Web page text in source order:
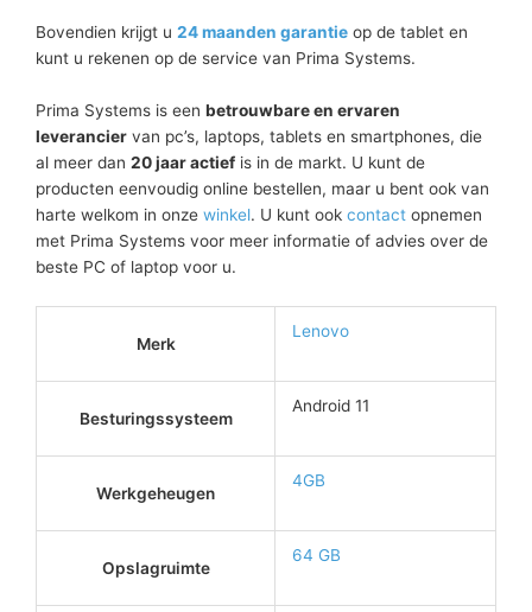
Bovendien krijgt u 24 maanden garantie op de tablet en
kunt u rekenen op de service van Prima Systems.
Prima Systems is een betrouwbare en ervaren
leverancier van pc’s, laptops, tablets en smartphones, die
al meer dan 20 jaar actief is in de markt. U kunt de
producten eenvoudig online bestellen, maar u bent ook van
harte welkom in onze winkel. U kunt ook contact opnemen
met Prima Systems voor meer informatie of advies over de
beste PC of laptop voor u.
Merk
Lenovo
Besturingssysteem
Android 11
Werkgeheugen
4GB
Opslagruimte
64 GB